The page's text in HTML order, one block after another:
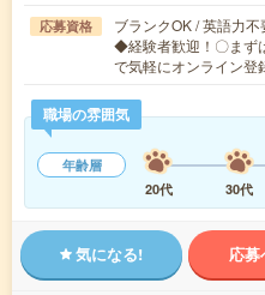
応募資格
ブランクOK / 英語力不
◆経験者歓迎！〇まず
で気軽にオンライン
職場の雰囲気
年齢層
20代
30代
気になる! 応